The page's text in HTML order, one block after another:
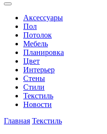
Аксессуары
Пол
Потолок
Мебель
Планировка
Цвет
Интерьер
Стены
Стили
Текстиль
Новости
Главная Текстиль